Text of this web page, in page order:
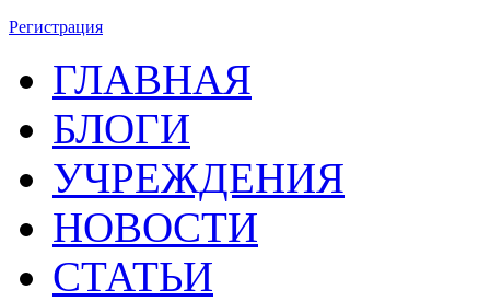
Регистрация
ГЛАВНАЯ
БЛОГИ
УЧРЕЖДЕНИЯ
НОВОСТИ
СТАТЬИ